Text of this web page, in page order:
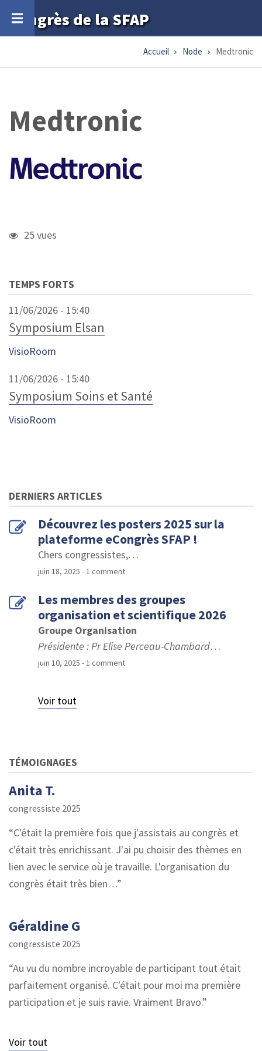
contenu
Congrès de la SFAP
Accueil Node Medtronic
Medtronic
25 vues
TEMPS FORTS
11/06/2026 - 15:40
Symposium Elsan
VisioRoom
11/06/2026 - 15:40
Symposium Soins et Santé
VisioRoom
DERNIERS ARTICLES
Découvrez les posters 2025 sur la
plateforme eCongrès SFAP !
Chers congressistes,…
juin 18, 2025 - 1 comment
Les membres des groupes
organisation et scientifique 2026
Groupe Organisation
Présidente : Pr Elise Perceau-Chambard…
juin 10, 2025 - 1 comment
Voir tout
TÉMOIGNAGES
Anita T.
congressiste 2025
C'était la première fois que j'assistais au congrès et
c'était très enrichissant. J'ai pu choisir des thèmes en
lien avec le service où je travaille. L'organisation du
congrès était très bien…
Géraldine G
congressiste 2025
Au vu du nombre incroyable de participant tout était
parfaitement organisé. C'était pour moi ma première
participation et je suis ravie. Vraiment Bravo.
Voir tout